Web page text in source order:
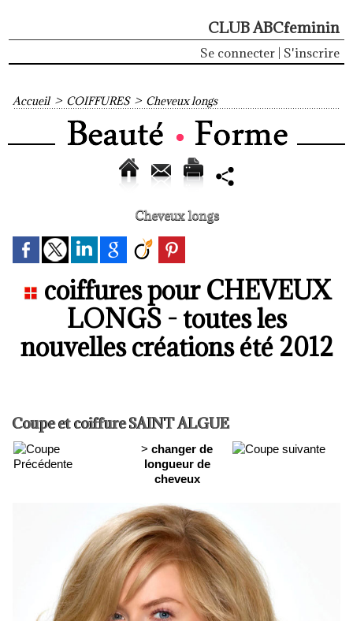
CLUB ABCfeminin
Se connecter S'inscrire
Accueil > COIFFURES > Cheveux longs
Cheveux longs
coiffures pour CHEVEUX
LONGS - toutes les
nouvelles créations été 2012
Coupe et coiffure SAINT ALGUE
> changer de
longueur de
cheveux